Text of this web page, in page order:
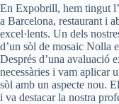
En Expobrill, hem tingut
a Barcelona, restaurant i
excel·lents. Un dels
d’un sòl de mosaic Nolla
Després d’una avaluació
necessàries i vam aplicar
sòl amb un aspecte nou.
i va destacar la nostra